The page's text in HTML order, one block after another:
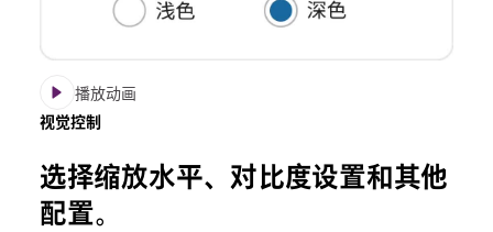
播放动画
视觉控制
选择缩放水平、对比度设置和其他
配置。